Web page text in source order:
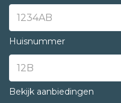
Huisnummer
Bekijk aanbiedingen